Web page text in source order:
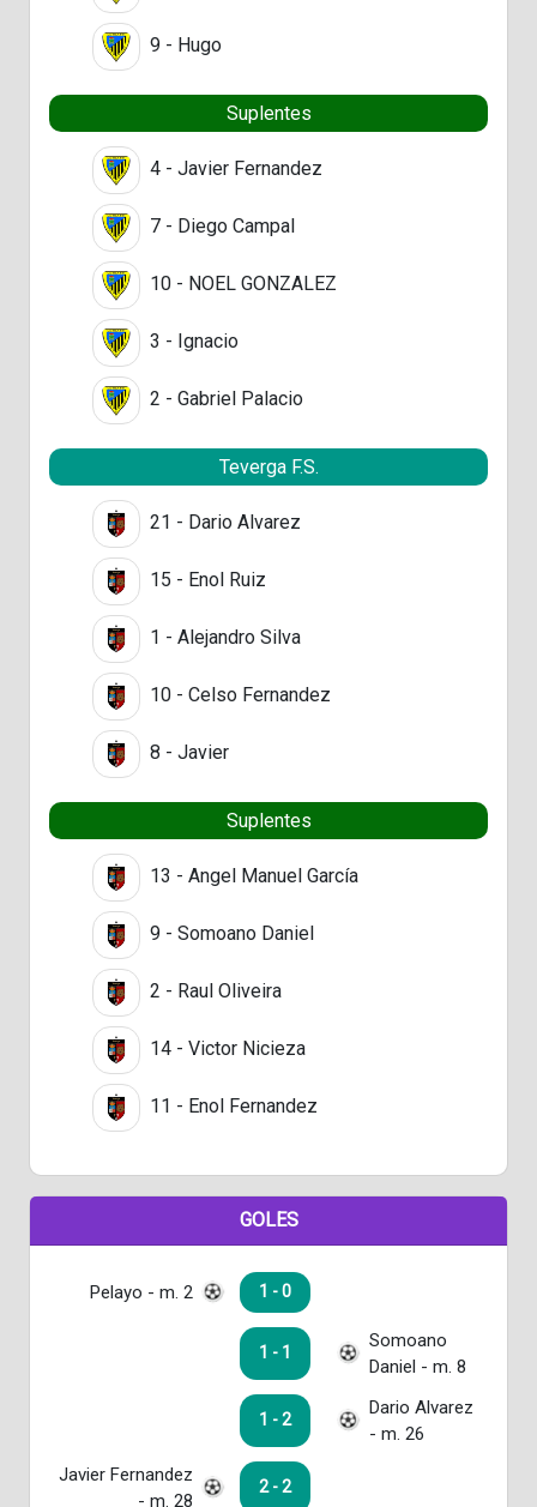
9 - Hugo
Suplentes
4 - Javier Fernandez
7 - Diego Campal
10 - NOEL GONZALEZ
3 - Ignacio
2 - Gabriel Palacio
Teverga F.S.
21 - Dario Alvarez
15 - Enol Ruiz
1 - Alejandro Silva
10 - Celso Fernandez
8 - Javier
Suplentes
13 - Angel Manuel García
9 - Somoano Daniel
2 - Raul Oliveira
14 - Victor Nicieza
11 - Enol Fernandez
GOLES
Pelayo - m. 2 1 - 0
1 - 1
Somoano
Daniel - m. 8
1 - 2
Dario Alvarez
- m. 26
Javier Fernandez
- m. 28
2 - 2